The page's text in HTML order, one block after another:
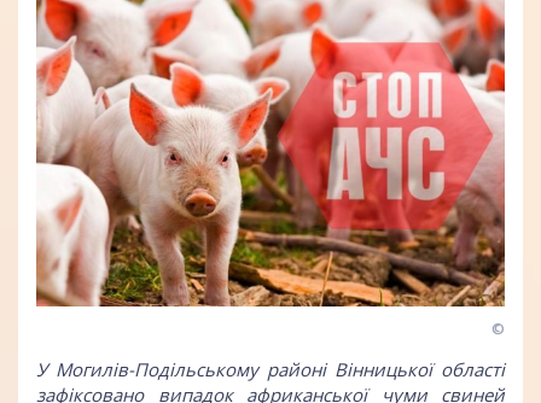
©
У Могилів-Подільському районі Вінницької області
зафіксовано випадок африканської чуми свиней